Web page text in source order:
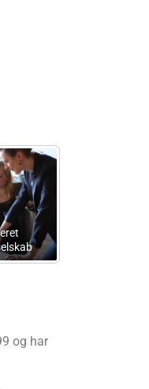
Finn Borum ApS
og har